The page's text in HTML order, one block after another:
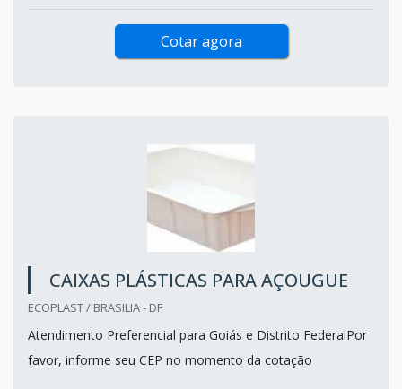
Cotar agora
CAIXAS PLÁSTICAS PARA AÇOUGUE
ECOPLAST / BRASILIA - DF
Atendimento Preferencial para Goiás e Distrito FederalPor
favor, informe seu CEP no momento da cotação